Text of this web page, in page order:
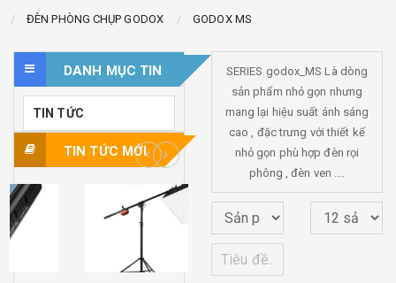
ĐÈN PHÒNG CHỤP GODOX GODOX MS
SERIES godox_MS Là dòng
sản phẩm nhỏ gọn nhưng
mang lại hiệu suất ánh sáng
cao , đặc trưng với thiết kế
nhỏ gọn phù hợp đèn rọi
phông , đèn ven ....
DANH MỤC TIN
TIN TỨC
TIN TỨC MỚI